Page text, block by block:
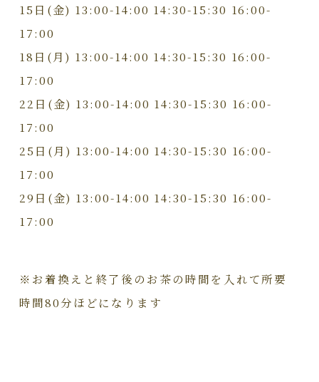
15日(金) 13:00-14:00 14:30-15:30 16:00-
17:00
18日(月) 13:00-14:00 14:30-15:30 16:00-
17:00
22日(金) 13:00-14:00 14:30-15:30 16:00-
17:00
25日(月) 13:00-14:00 14:30-15:30 16:00-
17:00
29日(金) 13:00-14:00 14:30-15:30 16:00-
17:00
※お着換えと終了後のお茶の時間を入れて所要
時間80分ほどになります